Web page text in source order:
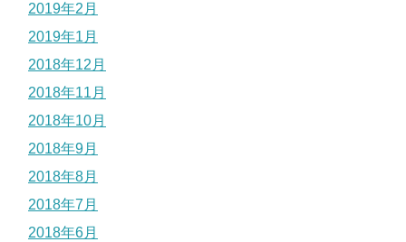
2019年2月
2019年1月
2018年12月
2018年11月
2018年10月
2018年9月
2018年8月
2018年7月
2018年6月